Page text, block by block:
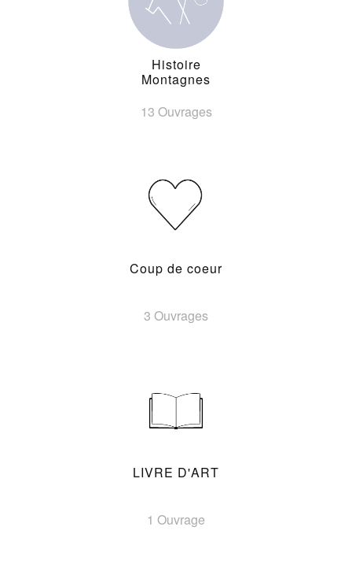
Histoire
Montagnes
13 Ouvrages
Coup de coeur
3 Ouvrages
LIVRE D'ART
1 Ouvrage